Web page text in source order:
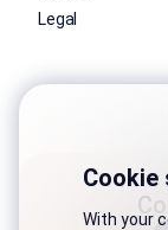
Legal
Cookie
With your